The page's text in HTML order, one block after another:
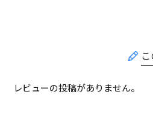
レビューの投稿がありません。